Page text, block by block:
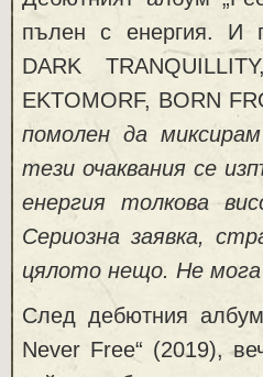
пълен с енергия. И
DARK
EKTOMORF, BORN
помолен да
тези очаквания се
енергия толкова
Сериозна заявка,
цялото нещо. Не
След дебютния
Never Free“ (2019),